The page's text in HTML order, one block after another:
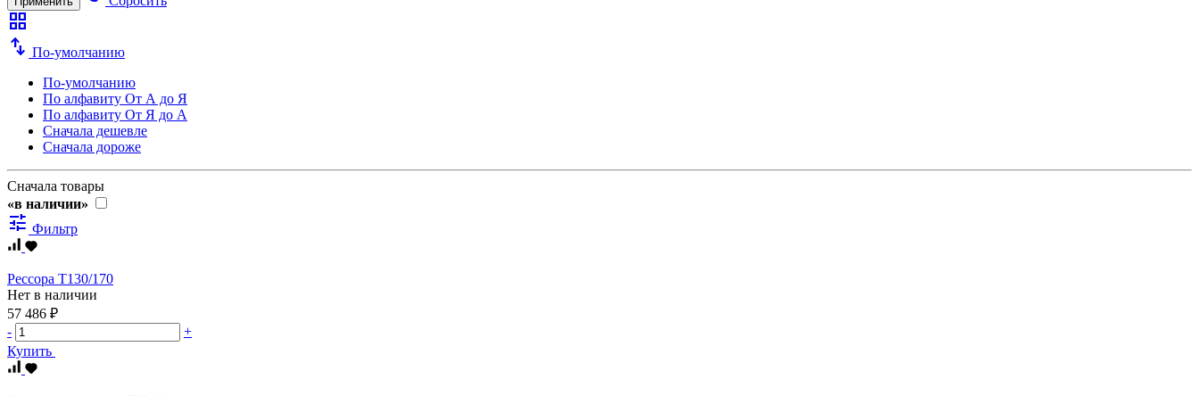
grid_view
swap_vert По-умолчанию
По-умолчанию
По алфавиту От А до Я
По алфавиту От Я до А
Сначала дешевле
Сначала дороже
Сначала товары
«в наличии»
tune Фильтр
Рессора Т130/170
Нет в наличии
57 486 ₽
-
+
Купить